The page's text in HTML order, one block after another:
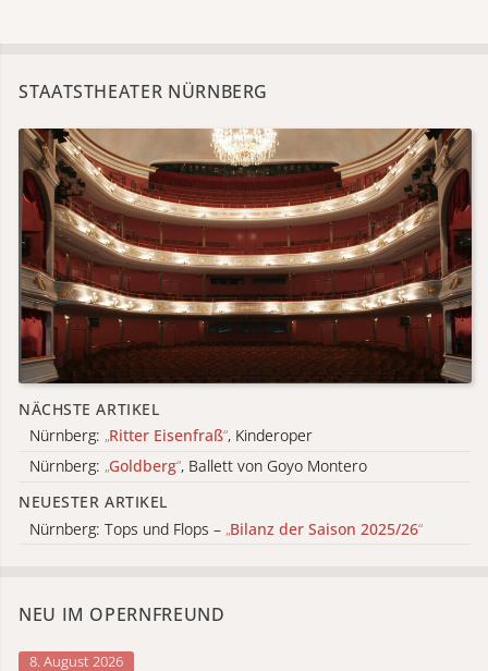
STAATSTHEATER NÜRNBERG
NÄCHSTE ARTIKEL
Nürnberg: „Ritter Eisenfraß“, Kinderoper
Nürnberg: „Goldberg“, Ballett von Goyo Montero
NEUESTER ARTIKEL
Nürnberg: Tops und Flops – „Bilanz der Saison 2025/26“
NEU IM OPERNFREUND
8. August 2026